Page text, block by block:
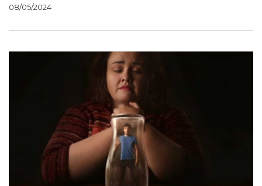
08/05/2024